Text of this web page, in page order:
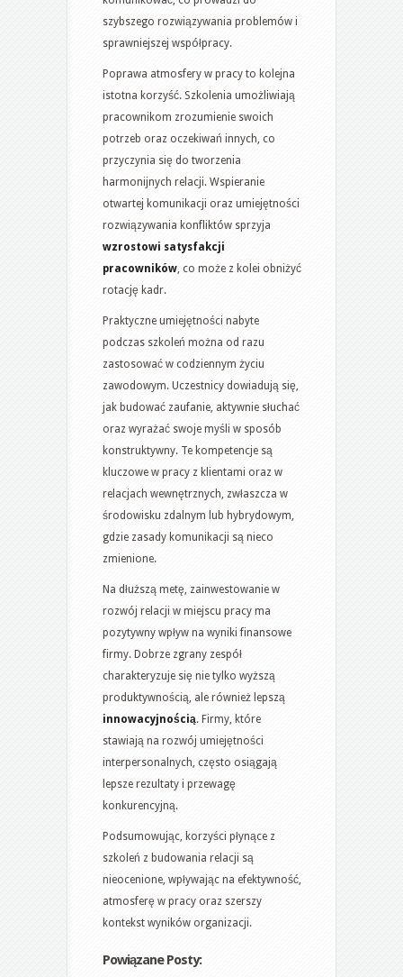
szybszego rozwiązywania problemów i
sprawniejszej współpracy.
Poprawa atmosfery w pracy to kolejna
istotna korzyść. Szkolenia umożliwiają
pracownikom zrozumienie swoich
potrzeb oraz oczekiwań innych, co
przyczynia się do tworzenia
harmonijnych relacji. Wspieranie
otwartej komunikacji oraz umiejętności
rozwiązywania konfliktów sprzyja
wzrostowi satysfakcji
pracowników , co może z kolei obniżyć
rotację kadr.
Praktyczne umiejętności nabyte
podczas szkoleń można od razu
zastosować w codziennym życiu
zawodowym. Uczestnicy dowiadują się,
jak budować zaufanie, aktywnie słuchać
oraz wyrażać swoje myśli w sposób
konstruktywny. Te kompetencje są
kluczowe w pracy z klientami oraz w
relacjach wewnętrznych, zwłaszcza w
środowisku zdalnym lub hybrydowym,
gdzie zasady komunikacji są nieco
zmienione.
Na dłuższą metę, zainwestowanie w
rozwój relacji w miejscu pracy ma
pozytywny wpływ na wyniki finansowe
firmy. Dobrze zgrany zespół
charakteryzuje się nie tylko wyższą
produktywnością, ale również lepszą
innowacyjnością. Firmy, które
stawiają na rozwój umiejętności
interpersonalnych, często osiągają
lepsze rezultaty i przewagę
konkurencyjną.
Podsumowując, korzyści płynące z
szkoleń z budowania relacji są
nieocenione, wpływając na efektywność,
atmosferę w pracy oraz szerszy
kontekst wyników organizacji.
Powiązane Posty: